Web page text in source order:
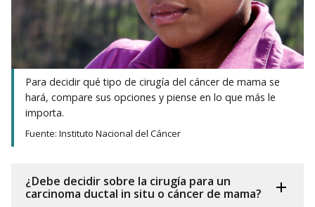
Para decidir qué tipo de cirugía del cáncer de mama se
hará, compare sus opciones y piense en lo que más le
importa.
Fuente: Instituto Nacional del Cáncer
¿Debe decidir sobre la cirugía para un
carcinoma ductal in situ o cáncer de mama?